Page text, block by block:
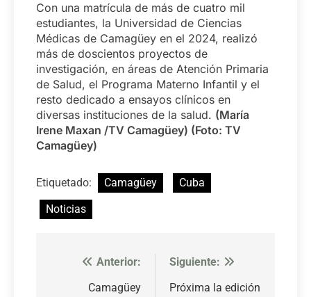
Con una matrícula de más de cuatro mil
estudiantes, la Universidad de Ciencias
Médicas de Camagüey en el 2024, realizó
más de doscientos proyectos de
investigación, en áreas de Atención Primaria
de Salud, el Programa Materno Infantil y el
resto dedicado a ensayos clínicos en
diversas instituciones de la salud. (María
Irene Maxan /TV Camagüey) (Foto: TV
Camagüey)
Etiquetado: Camagüey
Cuba
Noticias
Navegación
Anterior:
Camagüey
Siguiente:
Próxima la edición